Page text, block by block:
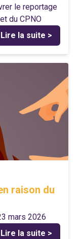
le reportage
du CPNO
Lire la suite >
raison du
mars 2026
Lire la suite >